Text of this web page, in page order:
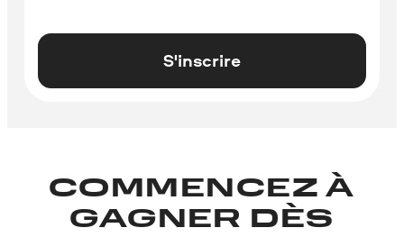
S'inscrire
COMMENCEZ À
GAGNER DÈS